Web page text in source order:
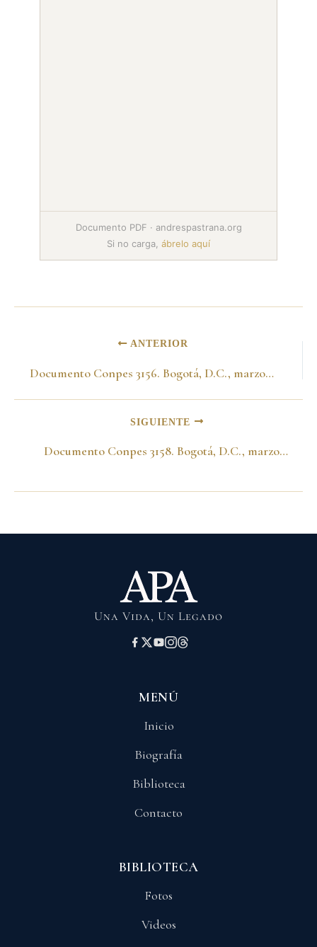
Documento PDF · andrespastrana.org
Si no carga, ábrelo aquí
ANTERIOR
Documento Conpes 3156. Bogotá, D.C., marzo 5 de 2002
SIGUIENTE
Documento Conpes 3158. Bogotá, D.C., marzo 5 de 2002
Una Vida, Un Legado
MENÚ
Inicio
Biografía
Biblioteca
Contacto
BIBLIOTECA
Fotos
Videos